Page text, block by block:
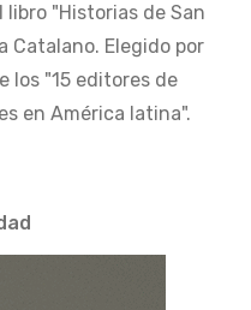
"Historias de San
Catalano. Elegido por
los "15 editores de
en América latina".